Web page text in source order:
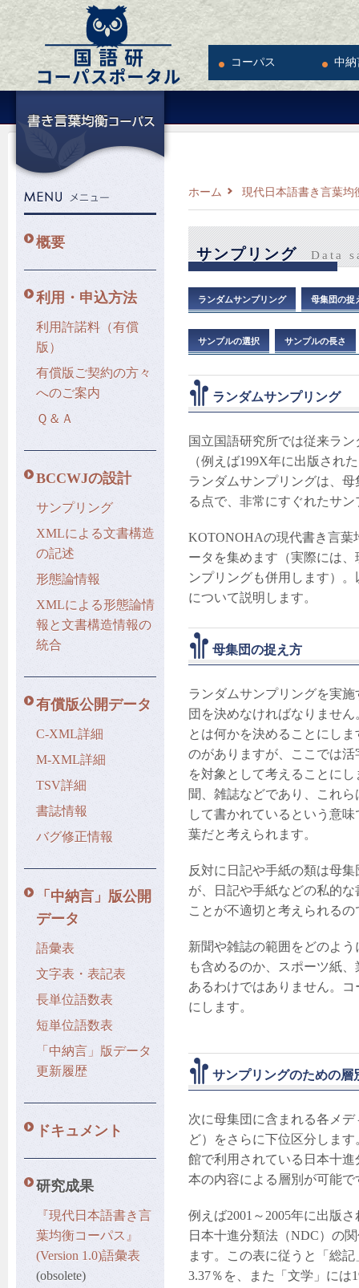
コーパス 中納
概要
利用・申込方法
利用許諾料（有償
版）
有償版ご契約の方々
へのご案内
Ｑ＆Ａ
BCCWJの設計
サンプリング
XMLによる文書構造
の記述
形態論情報
XMLによる形態論情
報と文書構造情報の
統合
有償版公開データ
C-XML詳細
M-XML詳細
TSV詳細
書誌情報
バグ修正情報
「中納言」版公開
データ
語彙表
文字表・表記表
長単位語数表
短単位語数表
「中納言」版データ
更新履歴
ドキュメント
研究成果
『現代日本語書き言
葉均衡コーパス』
(Version 1.0)語彙表
(obsolete)
ホーム 現代日本語書き言葉均
サンプリング Data
ランダムサンプリング 母集団の捉
サンプルの選択 サンプルの長さ
ランダムサンプリング
国立国語研究所では従来ラ
（例えば199X年に出版され
ランダムサンプリングは、
る点で、非常にすぐれたサ
KOTONOHAの現代書き言葉
ータを集めます（実際には
ンプリングも併用します）
について説明します。
母集団の捉え方
ランダムサンプリングを実
団を決めなければなりませ
とは何かを決めることにし
のがありますが、ここでは
を対象として考えることに
聞、雑誌などであり、これ
して書かれているという意
葉だと考えられます。
反対に日記や手紙の類は母
が、日記や手紙などの私的
ことが不適切と考えられるの
新聞や雑誌の範囲をどのよ
も含めるのか、スポーツ紙
あるわけではありません。
にします。
サンプリングのための層
次に母集団に含まれる各メ
ど）をさらに下位区分しま
館で利用されている日本十
本の内容による層別が可能で
例えば2001～2005年に出版
日本十進分類法（NDC）の
ます。この表に従うと「総
3.37％を、また「文学」には